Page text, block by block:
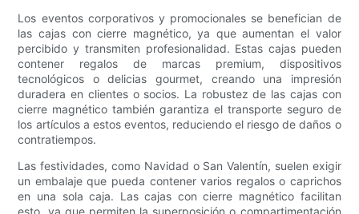
Los eventos corporativos y promocionales se benefician de
las cajas con cierre magnético, ya que aumentan el valor
percibido y transmiten profesionalidad. Estas cajas pueden
contener regalos de marcas premium, dispositivos
tecnológicos o delicias gourmet, creando una impresión
duradera en clientes o socios. La robustez de las cajas con
cierre magnético también garantiza el transporte seguro de
los artículos a estos eventos, reduciendo el riesgo de daños o
contratiempos.
Las festividades, como Navidad o San Valentín, suelen exigir
un embalaje que pueda contener varios regalos o caprichos
en una sola caja. Las cajas con cierre magnético facilitan